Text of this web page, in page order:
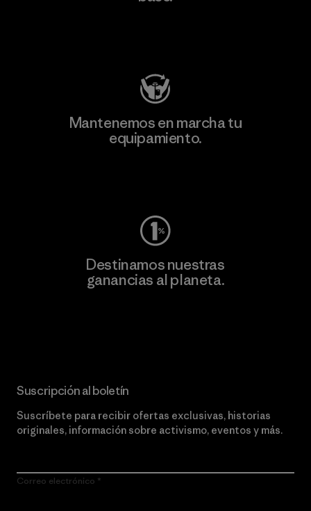
Mantenemos en marcha tu
equipamiento.
Destinamos nuestras
ganancias al planeta.
Suscripción al boletín
Suscríbete para recibir ofertas exclusivas, historias
originales, información sobre activismo, eventos y más.
Correo electrónico